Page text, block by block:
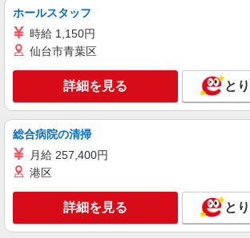
ホールスタッフ
時給 1,150円
仙台市青葉区
詳細を見る と
総合病院の清掃
月給 257,400円
港区
詳細を見る と